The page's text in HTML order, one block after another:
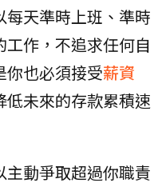
天準時上班、準時
作，不追求任何自
你也必須接受薪資
未來的存款累積速
動爭取超過你職責